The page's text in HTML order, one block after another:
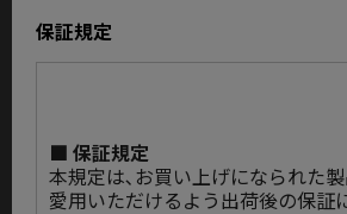
保証規定
■ 保証規定
本規定は､お買い上げになられた
愛用いただけるよう出荷後の保証